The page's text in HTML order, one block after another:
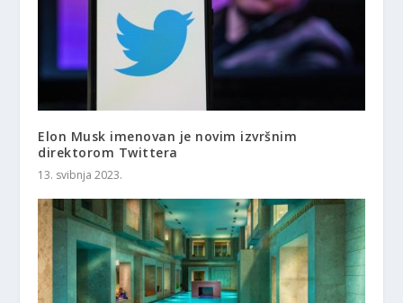
Elon Musk imenovan je novim izvršnim
direktorom Twittera
13. svibnja 2023.